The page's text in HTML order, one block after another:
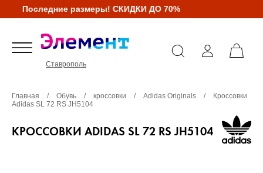
Последние размеры! СКИДКИ ДО 70%
Ставрополь
Главная / Обувь / кроссовки / Adidas Originals /
Кроссовки
Adidas SL 72 RS JH5104
КРОССОВКИ ADIDAS SL 72 RS JH5104